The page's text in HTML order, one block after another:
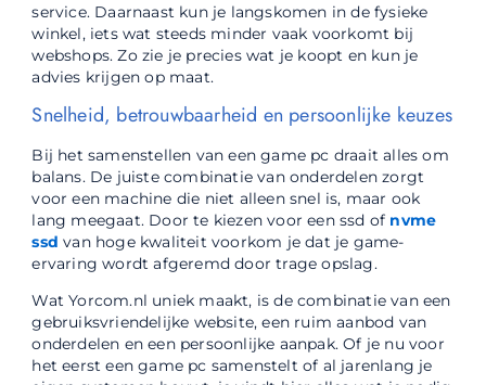
service. Daarnaast kun je langskomen in de fysieke
winkel, iets wat steeds minder vaak voorkomt bij
webshops. Zo zie je precies wat je koopt en kun je
advies krijgen op maat.
Snelheid, betrouwbaarheid en persoonlijke keuzes
Bij het samenstellen van een game pc draait alles om
balans. De juiste combinatie van onderdelen zorgt
voor een machine die niet alleen snel is, maar ook
lang meegaat. Door te kiezen voor een ssd of nvme
ssd van hoge kwaliteit voorkom je dat je game-
ervaring wordt afgeremd door trage opslag.
Wat Yorcom.nl uniek maakt, is de combinatie van een
gebruiksvriendelijke website, een ruim aanbod van
onderdelen en een persoonlijke aanpak. Of je nu voor
het eerst een game pc samenstelt of al jarenlang je